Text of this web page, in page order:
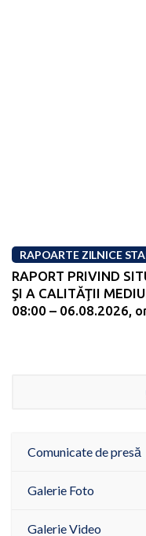
RAPOARTE ZILNICE
RAPORT PRIVIND
ŞI A CALITĂŢII
08:00 – 06.08.2026,
Comunicate de presă
Galerie Foto
Galerie Video